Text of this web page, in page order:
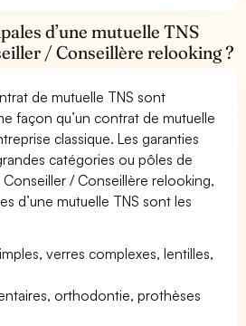
d’une mutuelle TNS
/ Conseillère relooking ?
de mutuelle TNS sont
façon qu’un contrat de mutuelle
classique. Les garanties
catégories ou pôles de
/ Conseillère relooking,
d’une mutuelle TNS sont les
verres complexes, lentilles,
orthodontie, prothèses